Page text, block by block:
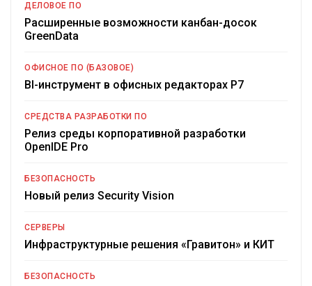
ДЕЛОВОЕ ПО
Расширенные возможности канбан-досок
GreenData
ОФИСНОЕ ПО (БАЗОВОЕ)
BI-инструмент в офисных редакторах Р7
СРЕДСТВА РАЗРАБОТКИ ПО
Релиз среды корпоративной разработки
OpenIDE Pro
БЕЗОПАСНОСТЬ
Новый релиз Security Vision
СЕРВЕРЫ
Инфраструктурные решения «Гравитон» и КИТ
БЕЗОПАСНОСТЬ